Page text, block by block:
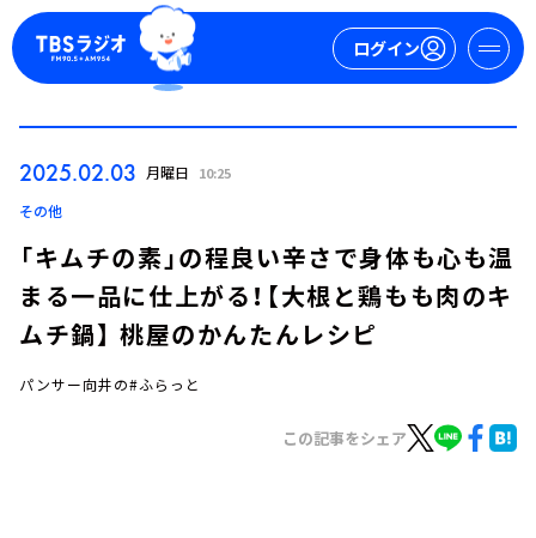
ログイン
2025.02.03 月曜日 10:25
その他
「キムチの素」の程良い辛さで身体も心も温
まる一品に仕上がる！【大根と鶏もも肉のキ
ムチ鍋】 桃屋のかんたんレシピ
パンサー向井の#ふらっと
この記事をシェア